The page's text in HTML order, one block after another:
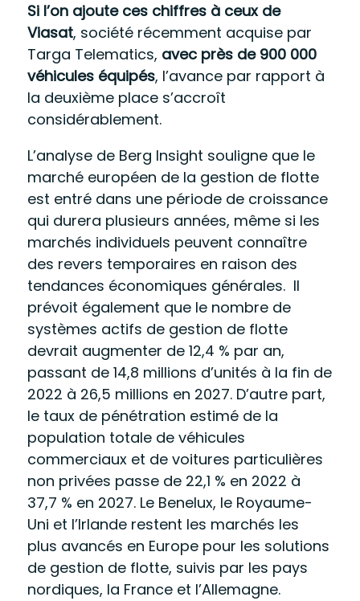
Si l’on ajoute ces chiffres à ceux de
Viasat, société récemment acquise par
Targa Telematics, avec près de 900 000
véhicules équipés, l’avance par rapport à
la deuxième place s’accroît
considérablement.
L’analyse de Berg Insight souligne que le
marché européen de la gestion de flotte
est entré dans une période de croissance
qui durera plusieurs années, même si les
marchés individuels peuvent connaître
des revers temporaires en raison des
tendances économiques générales. Il
prévoit également que le nombre de
systèmes actifs de gestion de flotte
devrait augmenter de 12,4 % par an,
passant de 14,8 millions d’unités à la fin de
2022 à 26,5 millions en 2027. D’autre part,
le taux de pénétration estimé de la
population totale de véhicules
commerciaux et de voitures particulières
non privées passe de 22,1 % en 2022 à
37,7 % en 2027. Le Benelux, le Royaume-
Uni et l’Irlande restent les marchés les
plus avancés en Europe pour les solutions
de gestion de flotte, suivis par les pays
nordiques, la France et l’Allemagne.